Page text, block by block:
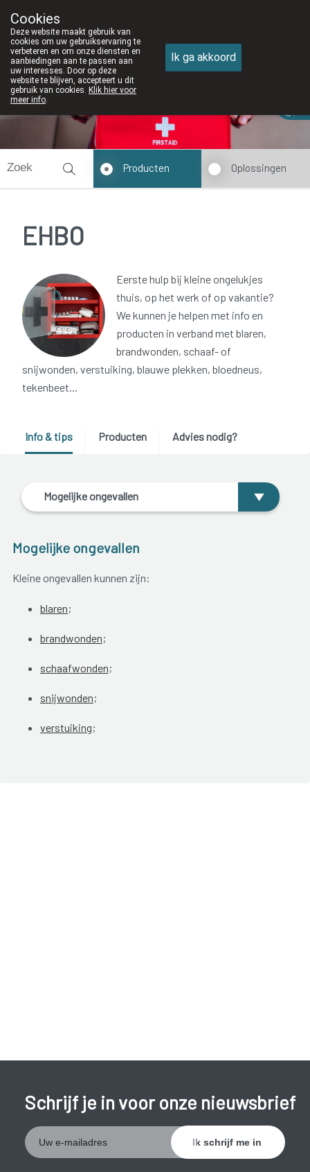
050/82 28 83
Producten Oplossingen
EHBO
Eerste hulp bij kleine ongelukjes
thuis, op het werk of op vakantie?
We kunnen je helpen met info en
producten in verband met blaren,
brandwonden, schaaf- of
snijwonden, verstuiking, blauwe plekken, bloedneus,
tekenbeet...
Info & tips Producten Advies nodig?
Mogelijke ongevallen
Mogelijke ongevallen
Kleine ongevallen kunnen zijn:
blaren;
brandwonden;
schaafwonden;
snijwonden;
verstuiking;
Schrijf je in voor onze nieuwsbrief
Cookies
Deze website maakt gebruik van
cookies om uw gebruikservaring te
verbeteren en om onze diensten en
aanbiedingen aan te passen aan
uw interesses. Door op deze
website te blijven, accepteert u dit
gebruik van cookies. Klik hier voor
meer info.
Ik ga akkoord